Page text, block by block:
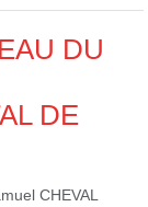
DU
DE
CHEVAL